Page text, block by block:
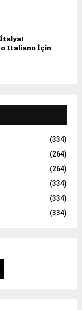
İtalya!
Italiano İçin
(334)
(264)
(264)
(334)
(334)
(334)